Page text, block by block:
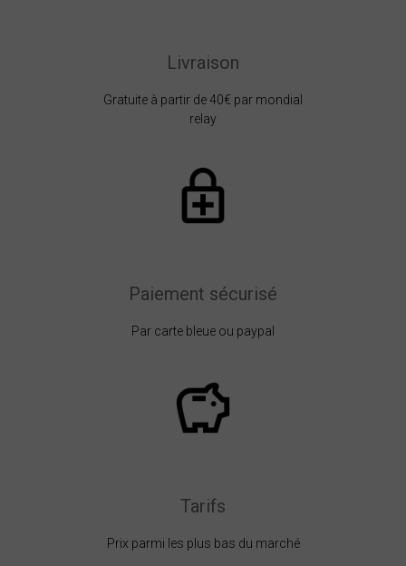
Livraison
Gratuite à partir de 40€ par mondial
relay
Paiement sécurisé
Par carte bleue ou paypal
Tarifs
Prix parmi les plus bas du marché